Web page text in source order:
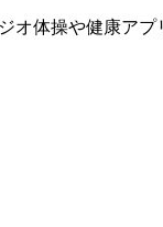
オ体操や健康アプ